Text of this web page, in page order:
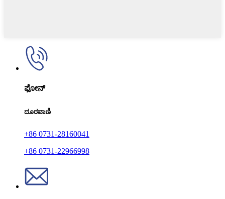
ಫೋನ್
ದೂರವಾಣಿ
+86 0731-28160041
+86 0731-22966998